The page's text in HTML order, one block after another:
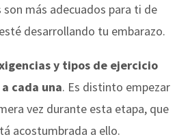
son más adecuados para ti de
desarrollando tu embarazo.
y tipos de ejercicio
cada una. Es distinto empezar
vez durante esta etapa, que
acostumbrada a ello.